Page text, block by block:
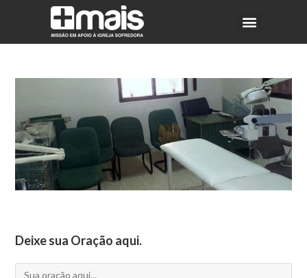
Deixe sua Oração aqui.